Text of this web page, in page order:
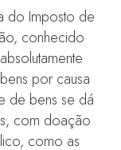
do Imposto de
conhecido
por causa
de bens se dá
com doação
como as